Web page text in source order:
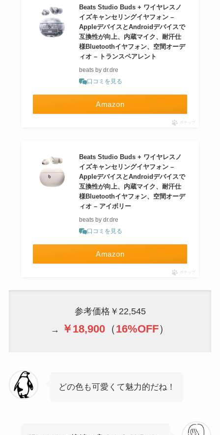
Beats Studio Buds + ワイヤレスノ
イズキャンセリングイヤフォン –
AppleデバイスとAndroidデバイスで
互換性が向上、内蔵マイク、耐汗仕
様Bluetoothイヤフォン、空間オーデ
ィオ – トランスペアレント
beats by dr.dre
口コミを見る
Amazon
ポチップ
Beats Studio Buds + ワイヤレスノ
イズキャンセリングイヤフォン –
AppleデバイスとAndroidデバイスで
互換性が向上、内蔵マイク、耐汗仕
様Bluetoothイヤフォン、空間オーデ
ィオ – アイボリー
beats by dr.dre
口コミを見る
Amazon
ポチップ
参考価格￥22,545
→
￥18,900 （16%OFF）
どの色も可愛くて魅力的だね！